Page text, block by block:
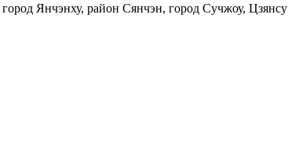
Янчэнху, район Сянчэн, город Сучжоу, Цзянсу